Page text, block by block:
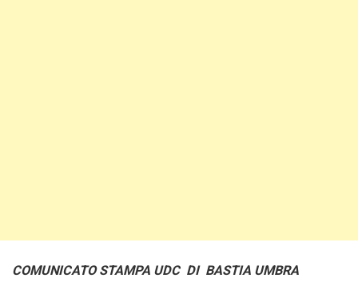
COMUNICATO STAMPA UDC DI BASTIA UMBRA